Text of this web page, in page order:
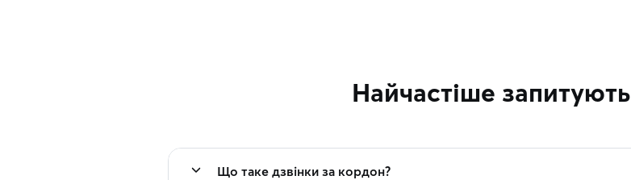
Найчастіше запитують
Що таке дзвінки за кордон?